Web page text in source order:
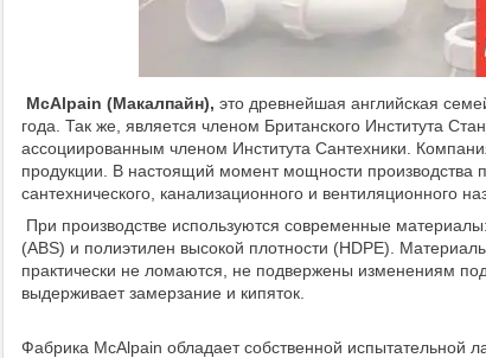
McAlpain (Макалпайн), это древнейшая английская
года. Так же, является членом Британского Института
ассоциированным членом Института Сантехники.
продукции. В настоящий момент мощности производства
сантехнического, канализационного и вентиляционного
При производстве используются современные
(АВS) и полиэтилен высокой плотности (HDPE).
практически не ломаются, не подвержены изменениям
выдерживает замерзание и кипяток.
Фабрика McAlpain обладает собственной испытательной